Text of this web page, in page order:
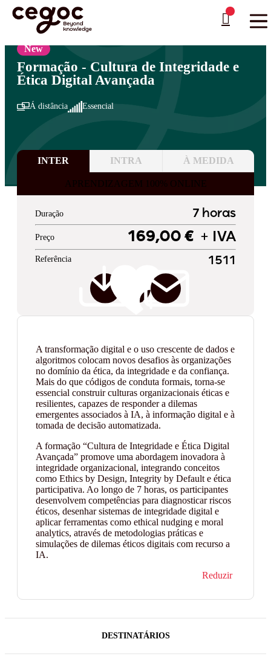
Skip to main content
Está aqui:Home >Áreas de Formação
New
Formação - Cultura de Integridade e
Ética Digital Avançada
Á distância Essencial
INTER INTRA À MEDIDA
APRENDIZAGEM 100% ONLINE
Duração 7 horas
Preço 169,00 € + IVA
Referência 1511
A transformação digital e o uso crescente de dados e
algoritmos colocam novos desafios às organizações
no domínio da ética, da integridade e da confiança.
Mais do que códigos de conduta formais, torna-se
essencial construir culturas organizacionais éticas e
resilientes, capazes de responder a dilemas
emergentes associados à IA, à informação digital e à
tomada de decisão automatizada.
A formação “Cultura de Integridade e Ética Digital
Avançada” promove uma abordagem inovadora à
integridade organizacional, integrando conceitos
como Ethics by Design, Integrity by Default e ética
participativa. Ao longo de 7 horas, os participantes
desenvolvem competências para diagnosticar riscos
éticos, desenhar sistemas de integridade digital e
aplicar ferramentas como ethical nudging e moral
analytics, através de metodologias práticas e
simulações de dilemas éticos digitais com recurso a
IA.
Reduzir
DESTINATÁRIOS